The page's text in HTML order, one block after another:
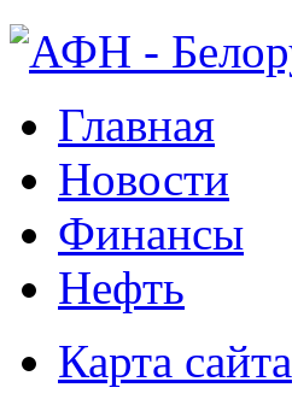
Главная
Новости
Финансы
Нефть
Карта сайта